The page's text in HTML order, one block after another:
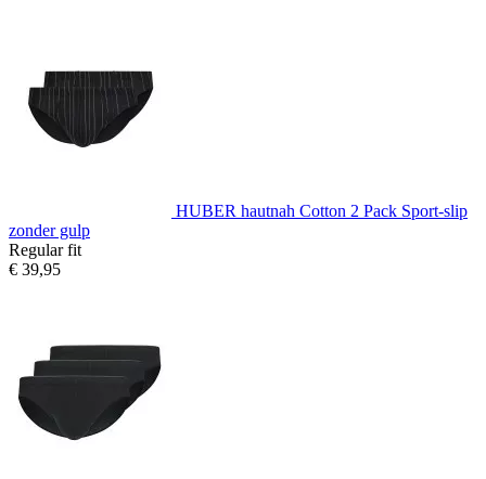
HUBER hautnah Cotton 2 Pack Sport-slip
zonder gulp
Regular fit
€ 39,95